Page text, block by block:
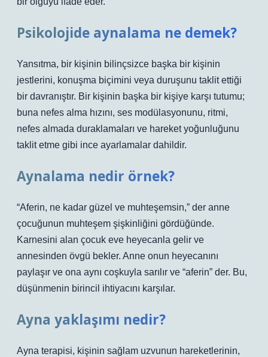
Psikolojide aynalama ne demek?
Yansıtma, bir kişinin bilinçsizce başka bir kişinin
jestlerini, konuşma biçimini veya duruşunu taklit ettiği
bir davranıştır. Bir kişinin başka bir kişiye karşı tutumu;
buna nefes alma hızını, ses modülasyonunu, ritmi,
nefes almada duraklamaları ve hareket yoğunluğunu
taklit etme gibi ince ayarlamalar dahildir.
Aynalama nedir örnek?
“Aferin, ne kadar güzel ve muhteşemsin,” der anne
çocuğunun muhteşem şişkinliğini gördüğünde.
Karnesini alan çocuk eve heyecanla gelir ve
annesinden övgü bekler. Anne onun heyecanını
paylaşır ve ona aynı coşkuyla sarılır ve “aferin” der. Bu,
düşünmenin birincil ihtiyacını karşılar.
Ayna yaklaşımı nedir?
Ayna terapisi, kişinin sağlam uzvunun hareketlerinin,